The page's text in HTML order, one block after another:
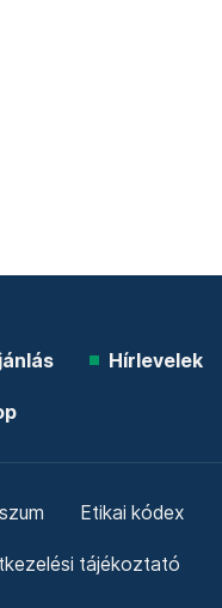
Hírlevelek
Etikai kódex
tájékoztató